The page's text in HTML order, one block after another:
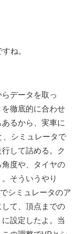
ね。
データを取っ
徹底的に合わせ
るから、実車に
、シミュレータで
して詰める。ク
度や、タイヤの
そういうやり
シミュレータのア
て、頂点までの
設定したよ。当